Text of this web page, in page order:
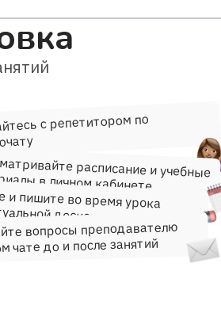
с репетитором по
расписание и учебные
в личном кабинете
и пишите во время урока
доске
вопросы преподавателю
чате до и после занятий